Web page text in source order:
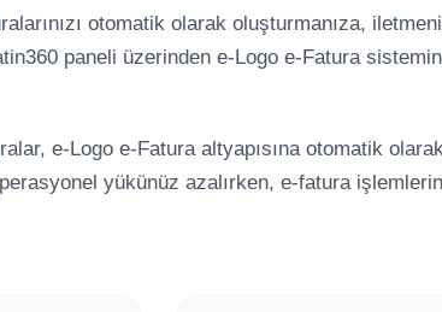
otomatik olarak oluşturmanıza,
paneli üzerinden e-Logo e-Fatura
e-Logo e-Fatura altyapısına otomatik
yükünüz azalırken, e-fatura